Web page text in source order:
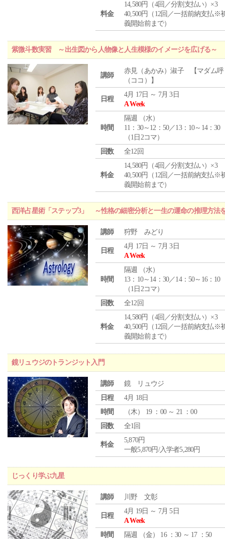
料金
14,580円（4回／分割支払い）×3
40,500円（12回／一括前納支払※
義開始前まで）
紫微斗数実習 ～出生図から人物像と人生模様のイメージを広げる～
講師
赤見（あかみ）淑子 【マダム呼
（ココ）】
日程
4月 17日 ～ 7月 3日
A Week
時間
隔週 （水）
11：30～12：50／13：10～14：30
（1日2コマ）
回数
全12回
料金
14,580円（4回／分割支払い）×3
40,500円（12回／一括前納支払※
義開始前まで）
西洋占星術「ステップ3」 ～性格の細密分析と一生の運命の推理方法
講師 狩野 みどり
日程
4月 17日 ～ 7月 3日
A Week
時間
隔週 （水）
13：10～14：30／14：50～16：10
（1日2コマ）
回数
全12回
料金
14,580円（4回／分割支払い）×3
40,500円（12回／一括前納支払※
義開始前まで）
鏡リュウジのトランジット入門
講師
鏡 リュウジ
日程
4月 18日
時間
（木） 19 ：00 ～ 21 ：00
回数
全1回
料金
5,870円
一般5,870円/入学者5,280円
じっくり学ぶ九星
講師 川野 文彰
日程
4月 19日 ～ 7月 5日
A Week
時間
隔週 （金） 16 ：30 ～ 17 ：50